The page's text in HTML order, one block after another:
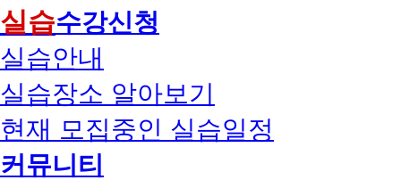
실습수강신청
실습안내
실습장소 알아보기
현재 모집중인 실습일정
커뮤니티